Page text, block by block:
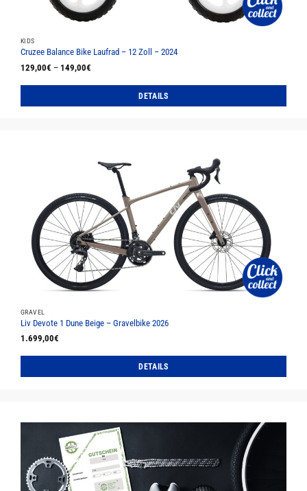
KIDS
Cruzee Balance Bike Laufrad – 12 Zoll – 2024
129,00€ – 149,00€
DETAILS
Optionen
können
Produktseite
gewählt
GRAVEL
Liv Devote 1 Dune Beige – Gravelbike 2026
1.699,00€
DETAILS
mehrere
Die
Optionen